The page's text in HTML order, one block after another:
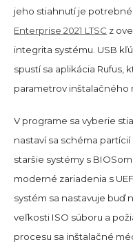
jeho stiahnutí je
Enterprise 2021 LTSC z
integrita systému. USB
spustí sa aplikácia Rufus,
parametrov inštalačného
V programe sa vyberie
nastaví sa schéma
staršie systémy s
moderné zariadenia s
systém sa nastavuje buď
veľkosti ISO súboru a
procesu sa inštalačné